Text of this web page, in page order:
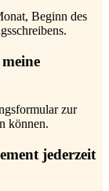
Beginn des
zur
können.
jederzeit